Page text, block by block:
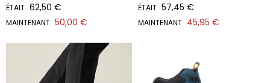
ÉTAIT 62,50 €
MAINTENANT 50,00 €
ÉTAIT 57,45 €
MAINTENANT 45,95 €